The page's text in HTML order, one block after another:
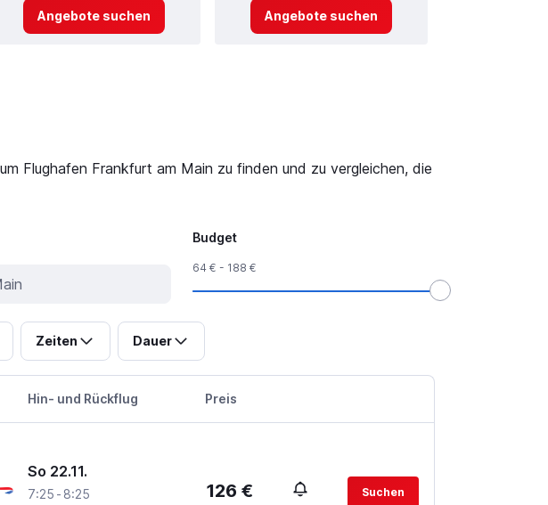
Angebote suchen Angebote suchen
Flughafen Frankfurt am Main zu finden und zu vergleichen, die
Budget
64 € - 188 €
Zeiten Dauer
Hin- und Rückflug Preis
So 22.11.
7:25 - 8:25
126 € Suchen